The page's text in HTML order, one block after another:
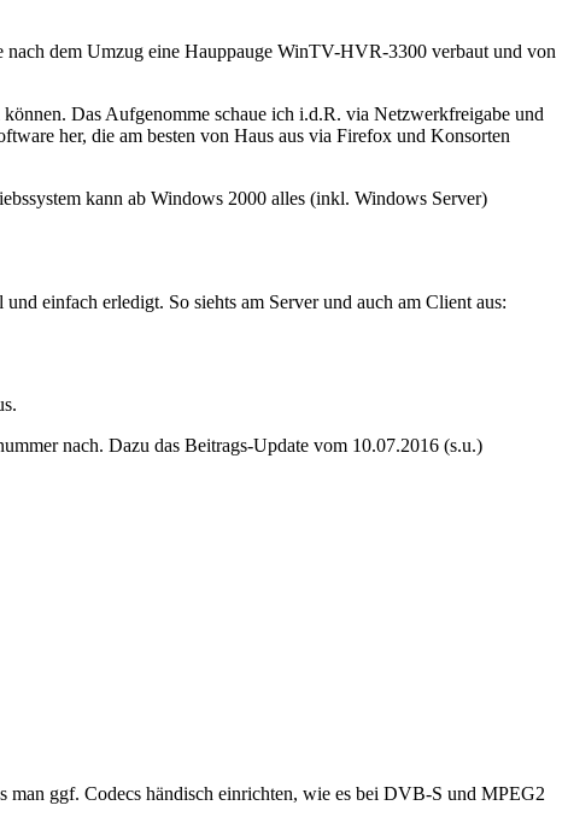
nach dem Umzug eine Hauppauge WinTV-HVR-3300 verbaut und von
Das Aufgenomme schaue ich i.d.R. via Netzwerkfreigabe und
her, die am besten von Haus aus via Firefox und Konsorten
kann ab Windows 2000 alles (inkl. Windows Server)
einfach erledigt. So siehts am Server und auch am Client aus:
nach. Dazu das Beitrags-Update vom 10.07.2016 (s.u.)
man ggf. Codecs händisch einrichten, wie es bei DVB-S und MPEG2